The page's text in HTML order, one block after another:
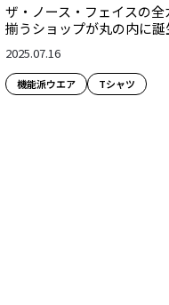
ザ・ノース・フェイスの
揃うショップが丸の内に誕
2025.07.16
機能派ウエア Tシャツ